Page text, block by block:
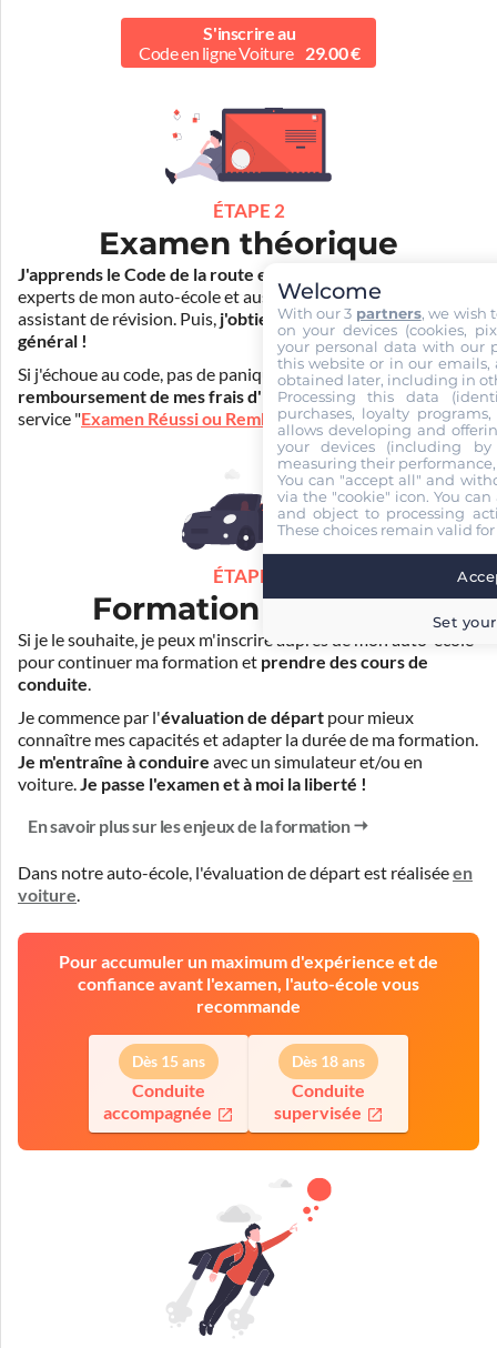
S'inscrire au
Code en ligne Voiture
29.00 €
ÉTAPE 2
Examen théorique
J'apprends le Code de la route en ligne
experts de mon auto-école et aussi par Mister Codes, mon
assistant de révision. Puis, j'obtiens l'examen théorique
général !
Si j'échoue au code, pas de panique ! Je peux bénéficier du
remboursement de mes frais d'inscription(30€) grâce au
service "Examen Réussi ou Remboursé".
ÉTAPE 3
Formation pratique
Si je le souhaite, je peux m'inscrire auprès de mon auto-école
pour continuer ma formation et prendre des cours de
conduite.
Je commence par l'évaluation de départ pour mieux
connaître mes capacités et adapter la durée de ma formation.
Je m'entraîne à conduire avec un simulateur et/ou en
voiture.Je passe l'examen et à moi la liberté !
En savoir plus sur les enjeux de la formation
Dans notre auto-école, l'évaluation de départ est réaliséeen
voiture.
Pour accumuler un maximum d'expérience et de
confiance avant l'examen, l'auto-école vous
recommande
Dès 15 ans
Conduite
accompagnée
Dès 18 ans
Conduite
supervisée
Welcome
With our 3 partners, we wish
on your devices (cookies,
your personal data with our
this website or in our emails,
obtained later, including in
Processing this data
purchases, loyalty
allows developing and
your devices (including
measuring their
You can "accept all" and
via the "cookie" icon. You
and object to processing
These choices remain valid
Set